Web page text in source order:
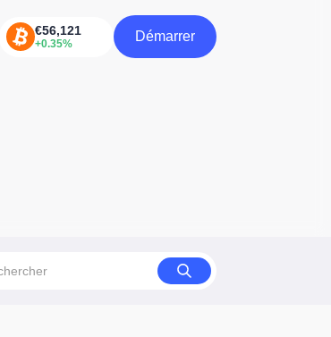
Démarrer
Démarrer